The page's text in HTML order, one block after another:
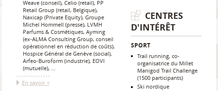
Weave (conseil), Celio (retail), PP
Retail Group (retail, Belgique),
Naxicap (Private Equity), Groupe
Michel Hommell (presse), LVMH
Parfums & Cosmétiques, Ayming
(ex-ALMA Consulting Group, conseil
opérationnel en réduction de coûts),
Hospice Général de Genève (social),
Arfeo-Buroform (industrie), EOVI
(mutuelle), ...
En savoir +
CENTRES
D'INTÉRÊT
SPORT
Trail running, co-
organisatrice du Millet
Manigod Trail Challenge
(1500 participants)
Ski nordique